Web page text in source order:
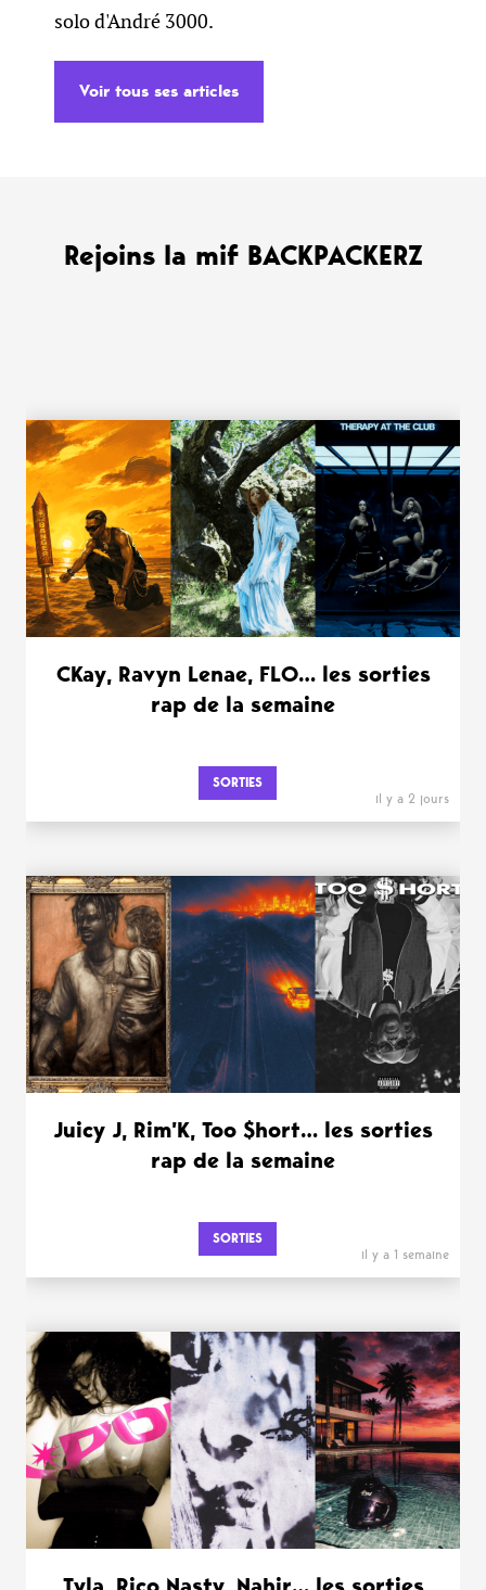
solo d'André 3000.
Voir tous ses articles
Rejoins la mif BACKPACKERZ
WANT MORE ?
CKay, Ravyn Lenae, FLO… les sorties
rap de la semaine
SORTIES
il y a 2 jours
Juicy J, Rim’K, Too $hort… les sorties
rap de la semaine
SORTIES
il y a 1 semaine